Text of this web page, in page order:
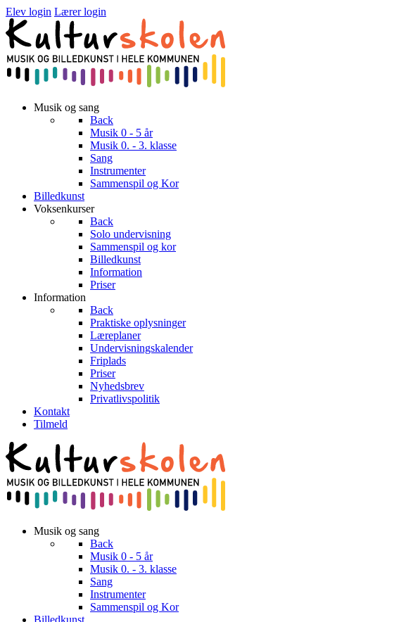
Elev login Lærer login
Musik og sang
Back
Musik 0 - 5 år
Musik 0. - 3. klasse
Sang
Instrumenter
Sammenspil og Kor
Billedkunst
Voksenkurser
Back
Solo undervisning
Sammenspil og kor
Billedkunst
Information
Priser
Information
Back
Praktiske oplysninger
Læreplaner
Undervisningskalender
Friplads
Priser
Nyhedsbrev
Privatlivspolitik
Kontakt
Tilmeld
Musik og sang
Back
Musik 0 - 5 år
Musik 0. - 3. klasse
Sang
Instrumenter
Sammenspil og Kor
Billedkunst